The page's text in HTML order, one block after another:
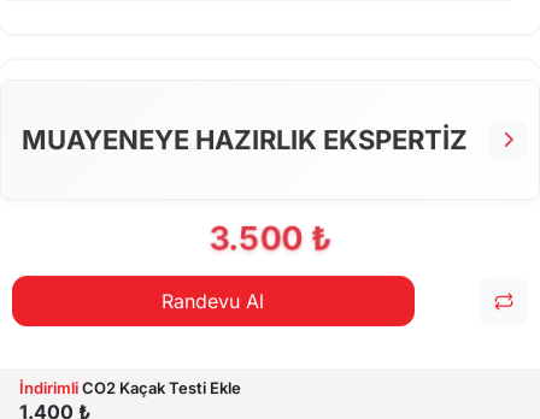
MUAYENEYE HAZIRLIK EKSPERTİZ
3.500 ₺
Randevu Al
İndirimliCO2 Kaçak Testi Ekle
1.400 ₺